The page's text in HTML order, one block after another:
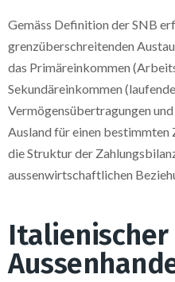
Gemäss Definition der SNB
grenzüberschreitenden
das Primäreinkommen
Sekundäreinkommen
Vermögensübertragungen
Ausland für einen
die Struktur der
aussenwirtschaftlichen
Italienischer